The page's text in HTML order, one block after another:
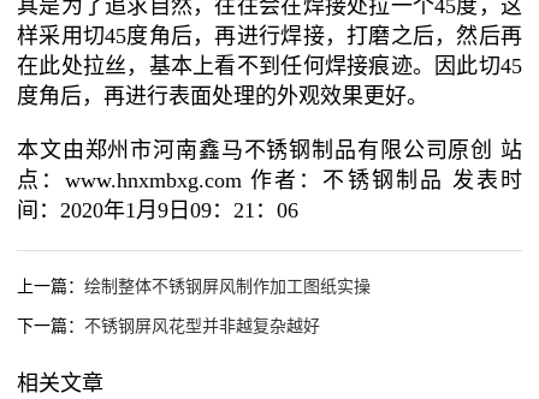
其是为了追求自然，往往会在焊接处拉一个45度，这
样采用切45度角后，再进行焊接，打磨之后，然后再
在此处拉丝，基本上看不到任何焊接痕迹。因此切45
度角后，再进行表面处理的外观效果更好。
本文由郑州市河南鑫马不锈钢制品有限公司原创 站
点：www.hnxmbxg.com 作者：不锈钢制品 发表时
间：2020年1月9日09：21：06
上一篇： 绘制整体不锈钢屏风制作加工图纸实操
下一篇： 不锈钢屏风花型并非越复杂越好
相关文章